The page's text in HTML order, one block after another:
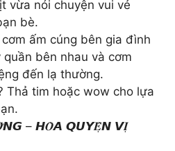
vừa nói chuyện vui vẻ
bè.
ấm cúng bên gia đình
bên nhau và cơm
đến lạ thường.
Thả tim hoặc wow cho lựa
– 𝙃𝑶̀𝘼 𝙌𝙐𝙔𝑬̣̂𝙉 𝙑𝑰̣